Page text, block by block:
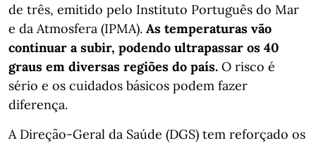
de três, emitido pelo Instituto Português do Mar
e da Atmosfera (IPMA). As temperaturas vão
continuar a subir, podendo ultrapassar os 40
graus em diversas regiões do país. O risco é
sério e os cuidados básicos podem fazer
diferença.
A Direção-Geral da Saúde (DGS) tem reforçado os